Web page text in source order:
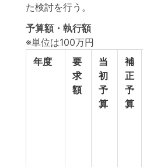
た検討を行う。
予算額・執行額
※単位は100万円
年度
要
求
額
当
初
予
算
補
正
予
算